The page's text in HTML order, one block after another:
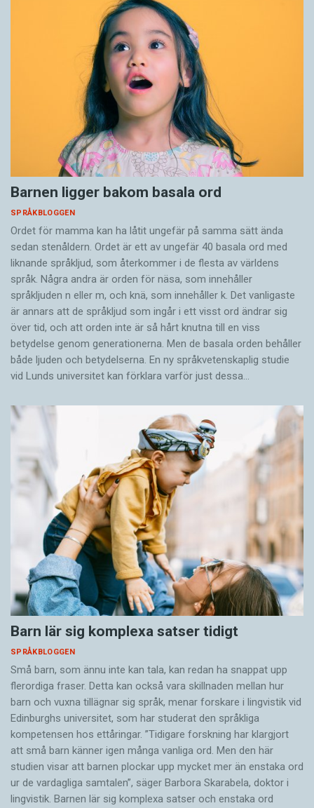
Barnen ligger bakom basala ord
SPRÅKBLOGGEN
Ordet för mamma kan ha låtit ungefär på samma sätt ända
sedan stenåldern. Ordet är ett av ungefär 40 basala ord med
liknande språkljud, som återkommer i de flesta av världens
språk. Några andra är orden för näsa, som innehåller
språkljuden n eller m, och knä, som innehåller k. Det vanligaste
är annars att de språkljud som ingår i ett visst ord ändrar sig
över tid, och att orden inte är så hårt knutna till en viss
betydelse genom generationerna. Men de basala orden behåller
både ljuden och betydelserna. En ny språkvetenskaplig studie
vid Lunds universitet kan förklara varför just dessa…
Barn lär sig komplexa satser tidigt
SPRÅKBLOGGEN
Små barn, som ännu inte kan tala, kan redan ha snappat upp
flerordiga fraser. Detta kan också vara skillnaden mellan hur
barn och vuxna tillägnar sig språk, menar forskare i lingvistik vid
Edinburghs universitet, som har studerat den språkliga
kompetensen hos ettåringar. ”Tidigare forskning har klargjort
att små barn känner igen många vanliga ord. Men den här
studien visar att barnen plockar upp mycket mer än enstaka ord
ur de vardagliga samtalen”, säger Barbora Skarabela, doktor i
lingvistik. Barnen lär sig komplexa satser och enstaka ord